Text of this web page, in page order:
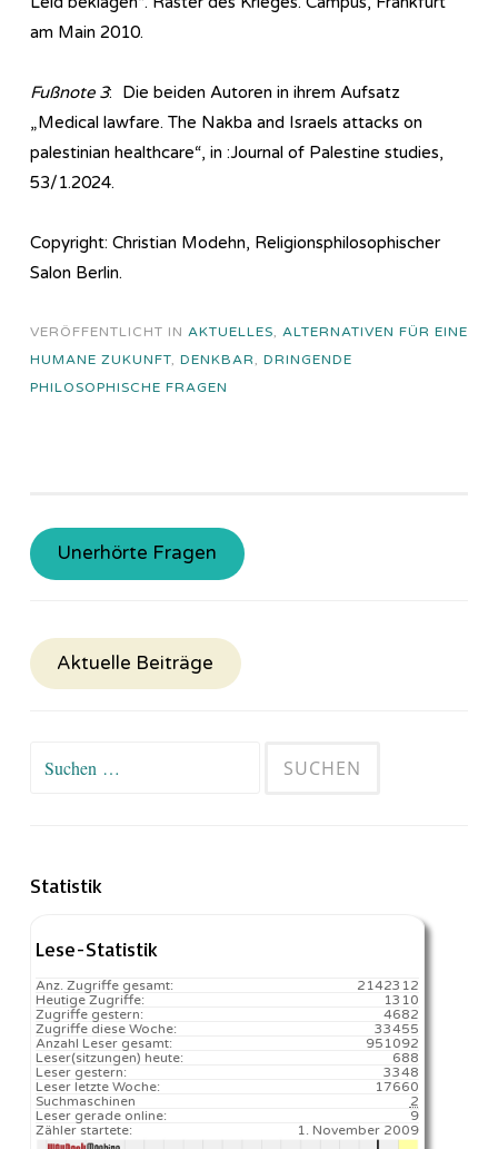
am Main 2010.
Fußnote 3: Die beiden Autoren in ihrem Aufsatz
„Medical lawfare. The Nakba and Israels attacks on
palestinian healthcare“, in :Journal of Palestine studies,
53/1.2024.
Copyright: Christian Modehn, Religionsphilosophischer
Salon Berlin.
VERÖFFENTLICHT IN AKTUELLES, ALTERNATIVEN FÜR EINE
HUMANE ZUKUNFT, DENKBAR, DRINGENDE
PHILOSOPHISCHE FRAGEN
Unerhörte Fragen
Aktuelle Beiträge
Suchen
Statistik
Lese-Statistik
2142312
Anz. Zugriffe gesamt:
1310
Heutige Zugriffe:
4682
Zugriffe gestern:
33455
Zugriffe diese Woche:
951092
Anzahl Leser gesamt:
688️
Leser(sitzungen) heute:
3348
Leser gestern:
17660️
Leser letzte Woche:
2
Suchmaschinen
9
Leser gerade online:
1. November 2009
Zähler startete: